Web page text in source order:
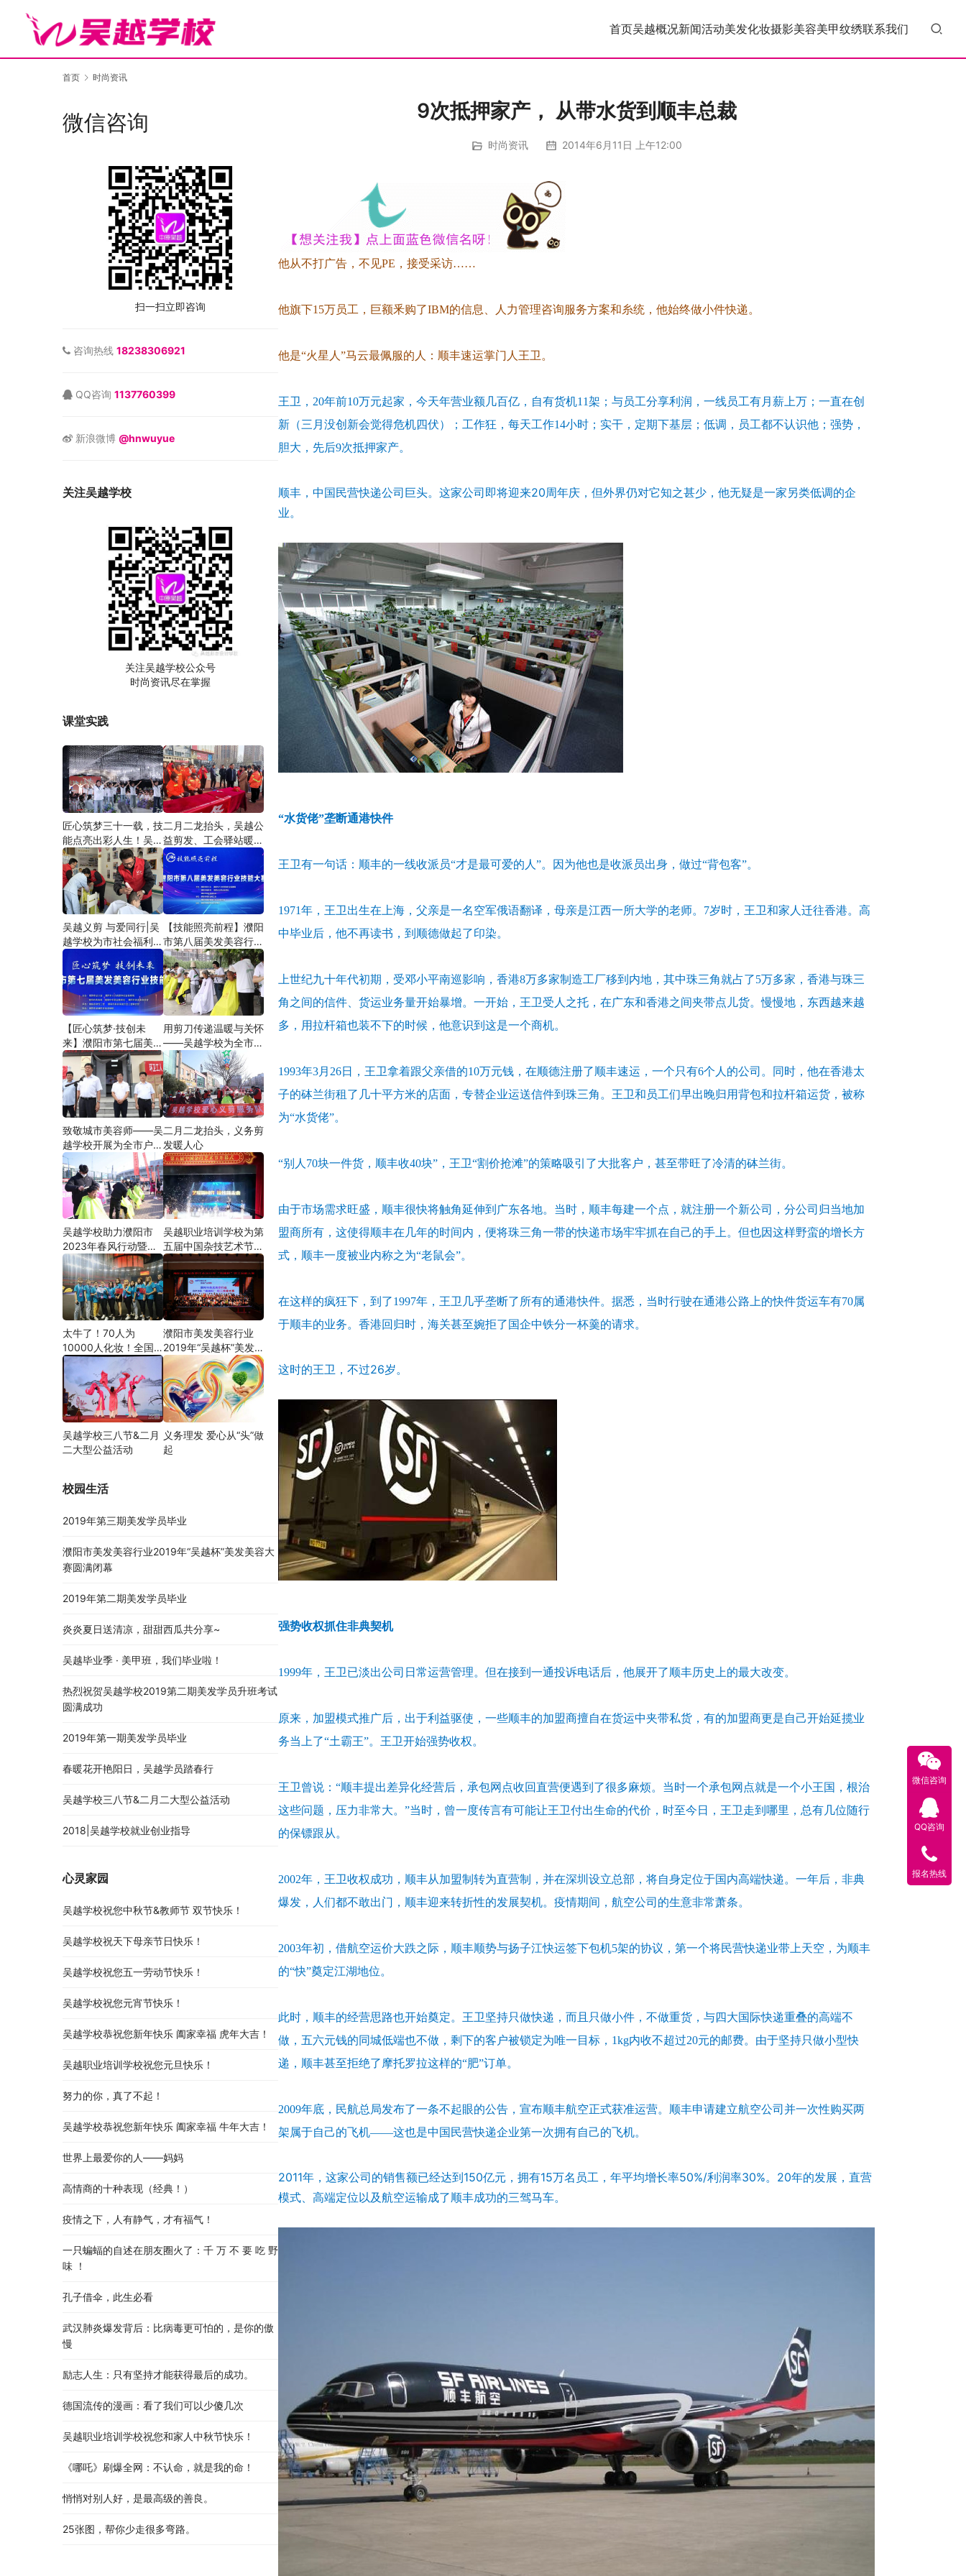
首页吴越概况新闻活动美发化妆摄影美容美甲纹绣联系我们
首页 时尚资讯
9次抵押家产， 从带水货到顺丰总裁
时尚资讯 2014年6月11日 上午12:00
他从不打广告，不见PE，接受采访……
他旗下15万员工，巨额釆购了IBM的信息、人力管理咨询服务方案和糸统，他始终做小件快递。
他是“火星人”马云最佩服的人：顺丰速运掌门人王卫。
王卫，20年前10万元起家，今天年营业额几百亿，自有货机11架；与员工分享利润，一线员工有月薪上万；一直在创
新（三月没创新会觉得危机四伏）；工作狂，每天工作14小时；实干，定期下基层；低调，员工都不认识他；强势，
胆大，先后9次抵押家产。
顺丰，中国民营快递公司巨头。这家公司即将迎来20周年庆，但外界仍对它知之甚少，他无疑是一家另类低调的企
业。
“水货佬”垄断通港快件
王卫有一句话：顺丰的一线收派员“才是最可爱的人”。因为他也是收派员出身，做过“背包客”。
1971年，王卫出生在上海，父亲是一名空军俄语翻译，母亲是江西一所大学的老师。7岁时，王卫和家人迁往香港。高
中毕业后，他不再读书，到顺德做起了印染。
上世纪九十年代初期，受邓小平南巡影响，香港8万多家制造工厂移到内地，其中珠三角就占了5万多家，香港与珠三
角之间的信件、货运业务量开始暴增。一开始，王卫受人之托，在广东和香港之间夹带点儿货。慢慢地，东西越来越
多，用拉杆箱也装不下的时候，他意识到这是一个商机。
1993年3月26日，王卫拿着跟父亲借的10万元钱，在顺德注册了顺丰速运，一个只有6个人的公司。同时，他在香港太
子的砵兰街租了几十平方米的店面，专替企业运送信件到珠三角。王卫和员工们早出晚归用背包和拉杆箱运货，被称
为“水货佬”。
“别人70块一件货，顺丰收40块”，王卫“割价抢滩”的策略吸引了大批客户，甚至带旺了冷清的砵兰街。
由于市场需求旺盛，顺丰很快将触角延伸到广东各地。当时，顺丰每建一个点，就注册一个新公司，分公司归当地加
盟商所有，这使得顺丰在几年的时间内，便将珠三角一带的快递市场牢牢抓在自己的手上。但也因这样野蛮的增长方
式，顺丰一度被业内称之为“老鼠会”。
在这样的疯狂下，到了1997年，王卫几乎垄断了所有的通港快件。据悉，当时行驶在通港公路上的快件货运车有70属
于顺丰的业务。香港回归时，海关甚至婉拒了国企中铁分一杯羹的请求。
这时的王卫，不过26岁。
强势收权抓住非典契机
1999年，王卫已淡出公司日常运营管理。但在接到一通投诉电话后，他展开了顺丰历史上的最大改变。
原来，加盟模式推广后，出于利益驱使，一些顺丰的加盟商擅自在货运中夹带私货，有的加盟商更是自己开始延揽业
务当上了“土霸王”。王卫开始强势收权。
王卫曾说：“顺丰提出差异化经营后，承包网点收回直营便遇到了很多麻烦。当时一个承包网点就是一个小王国，根治
这些问题，压力非常大。”当时，曾一度传言有可能让王卫付出生命的代价，时至今日，王卫走到哪里，总有几位随行
的保镖跟从。
2002年，王卫收权成功，顺丰从加盟制转为直营制，并在深圳设立总部，将自身定位于国内高端快递。一年后，非典
爆发，人们都不敢出门，顺丰迎来转折性的发展契机。疫情期间，航空公司的生意非常萧条。
2003年初，借航空运价大跌之际，顺丰顺势与扬子江快运签下包机5架的协议，第一个将民营快递业带上天空，为顺丰
的“快”奠定江湖地位。
此时，顺丰的经营思路也开始奠定。王卫坚持只做快递，而且只做小件，不做重货，与四大国际快递重叠的高端不
做，五六元钱的同城低端也不做，剩下的客户被锁定为唯一目标，1kg内收不超过20元的邮费。由于坚持只做小型快
递，顺丰甚至拒绝了摩托罗拉这样的“肥”订单。
2009年底，民航总局发布了一条不起眼的公告，宣布顺丰航空正式获准运营。顺丰申请建立航空公司并一次性购买两
架属于自己的飞机——这也是中国民营快递企业第一次拥有自己的飞机。
2011年，这家公司的销售额已经达到150亿元，拥有15万名员工，年平均增长率50%/利润率30%。20年的发展，直营
模式、高端定位以及航空运输成了顺丰成功的三驾马车。
微信咨询
扫一扫立即咨询
咨询热线 18238306921
QQ咨询 1137760399
新浪微博 @hnwuyue
关注吴越学校
关注吴越学校公众号
时尚资讯尽在掌握
课堂实践
匠心筑梦三十一载，技
能点亮出彩人生！吴越
学校2026年学员学习
成果汇报会圆满成功！
二月二龙抬头，吴越公
益剪发、工会驿站暖人
心——义务剪发情暖户
外劳动者
吴越义剪 与爱同行|吴
越学校为市社会福利院
爱心义剪
【技能照亮前程】濮阳
市第八届美发美容行业
技能大赛圆满闭幕
【匠心筑梦·技创未
来】濮阳市第七届美发
美容行业技能大赛在市
工人文化宫隆重举行
用剪刀传递温暖与关怀
——吴越学校为全市户
外劳动者爱心义剪
致敬城市美容师——吴
越学校开展为全市户外
劳动者爱心义剪活动
二月二龙抬头，义务剪
发暖人心
吴越学校助力濮阳市
2023年春风行动暨就
业援助月”首场新春招
聘会活动
吴越职业培训学校为第
五届中国杂技艺术节加
油添彩
太牛了！70人为
10000人化妆！全国
关注的盛事你知道吗？
濮阳市美发美容行业
2019年“吴越杯”美发
美容大赛圆满闭幕
吴越学校三八节&二月
二大型公益活动
义务理发 爱心从“头”做
起
校园生活
2019年第三期美发学员毕业
濮阳市美发美容行业2019年“吴越杯”美发美容大
赛圆满闭幕
2019年第二期美发学员毕业
炎炎夏日送清凉，甜甜西瓜共分享~
吴越毕业季 · 美甲班，我们毕业啦！
热烈祝贺吴越学校2019第二期美发学员升班考试
圆满成功
2019年第一期美发学员毕业
春暖花开艳阳日，吴越学员踏春行
吴越学校三八节&二月二大型公益活动
2018|吴越学校就业创业指导
心灵家园
吴越学校祝您中秋节&教师节 双节快乐！
吴越学校祝天下母亲节日快乐！
吴越学校祝您五一劳动节快乐！
吴越学校祝您元宵节快乐！
吴越学校恭祝您新年快乐 阖家幸福 虎年大吉！
吴越职业培训学校祝您元旦快乐！
努力的你，真了不起！
吴越学校恭祝您新年快乐 阖家幸福 牛年大吉！
世界上最爱你的人——妈妈
高情商的十种表现（经典！）
疫情之下，人有静气，才有福气！
一只蝙蝠的自述在朋友圈火了：千 万 不 要 吃 野
味 ！
孔子借伞，此生必看
武汉肺炎爆发背后：比病毒更可怕的，是你的傲
慢
励志人生：只有坚持才能获得最后的成功。
德国流传的漫画：看了我们可以少傻几次
吴越职业培训学校祝您和家人中秋节快乐​！​
《哪吒》刷爆全网：不认命，就是我的命！
悄悄对别人好，是最高级的善良。
25张图，帮你少走很多弯路。
微信咨询
QQ咨询
报名热线